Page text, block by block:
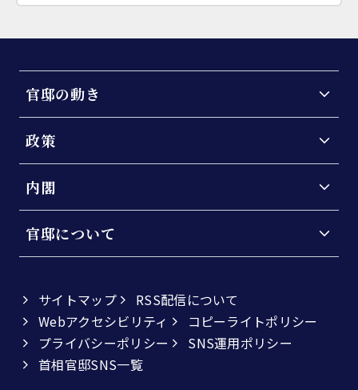
官邸の動き
政策
内閣
官邸について
サイトマップ
RSS配信について
Webアクセシビリティ
コピーライトポリシー
プライバシーポリシー
SNS運用ポリシー
首相官邸SNS一覧